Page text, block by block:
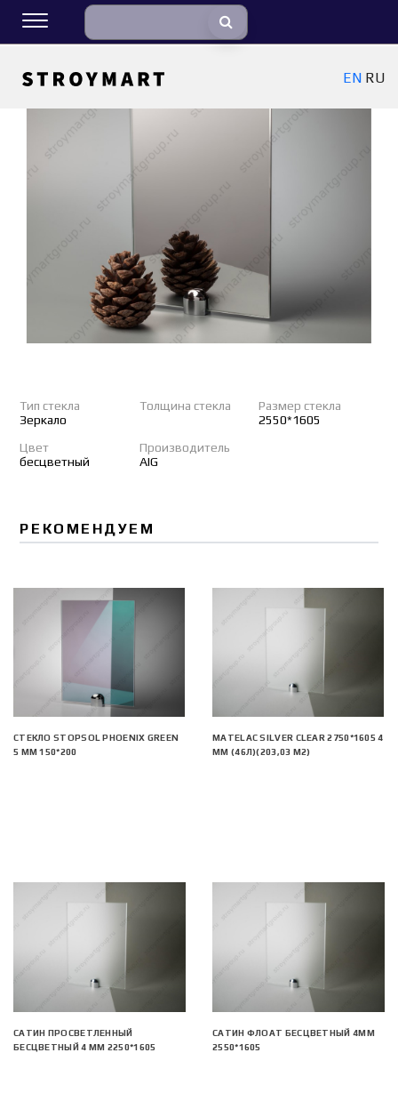
EN RU
Тип стекла
Зеркало
Толщина стекла
Размер стекла
2550*1605
Цвет
бесцветный
Производитель
AIG
РЕКОМЕНДУЕМ
СТЕКЛО STOPSOL PHOENIX GREEN
5 ММ 150*200
MATELAC SILVER CLEAR 2750*1605 4
ММ (46Л)(203,03 М2)
САТИН ПРОСВЕТЛЕННЫЙ
БЕСЦВЕТНЫЙ 4 ММ 2250*1605
САТИН ФЛОАТ БЕСЦВЕТНЫЙ 4ММ
2550*1605